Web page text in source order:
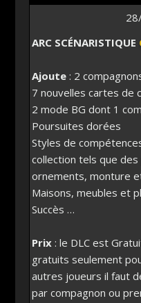
ARC SCÉNARISTIQUE
Ajoute: 2
7 nouvelles cartes de
2 mode BG dont 1
Poursuites dorées
Styles de
collection tels que
ornements, monture
Maisons, meubles et
Succès …
Prix: le DLC est
gratuits seulement
autres joueurs il faut
par compagnon ou